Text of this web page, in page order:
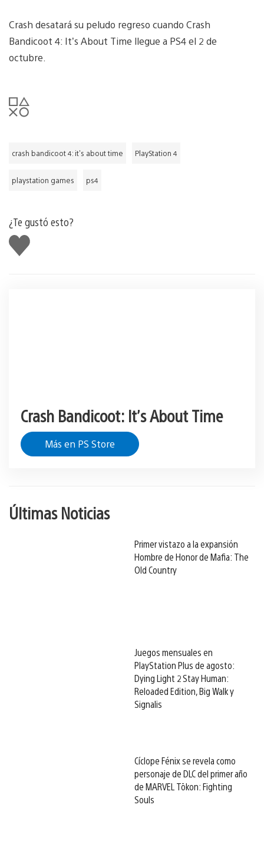
Crash desatará su peludo regreso cuando Crash
Bandicoot 4: It’s About Time llegue a PS4 el 2 de
octubre.
crash bandicoot 4: it's about time PlayStation 4
playstation games ps4
¿Te gustó esto?
Me
gusta
Crash Bandicoot: It’s About Time
Más en PS Store
Últimas Noticias
Primer vistazo a la expansión
Hombre de Honor de Mafia: The
Old Country
Juegos mensuales en
PlayStation Plus de agosto:
Dying Light 2 Stay Human:
Reloaded Edition, Big Walk y
Signalis
Cíclope Fénix se revela como
personaje de DLC del primer año
de MARVEL Tōkon: Fighting
Souls